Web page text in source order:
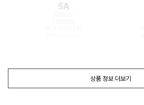
SA
상품 정보 더보기